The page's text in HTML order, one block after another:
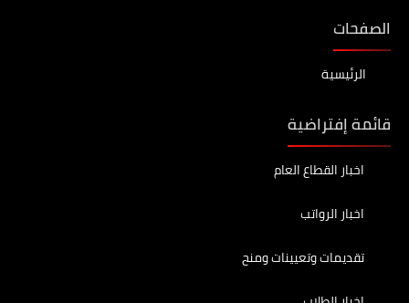
الصفحات
الرئيسية
قائمة إفتراضية
اخبار القطاع العام
اخبار الرواتب
تقديمات وتعيينات ومنح